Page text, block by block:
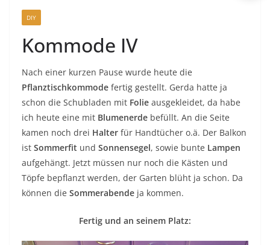
DIY
Kommode IV
Nach einer kurzen Pause wurde heute die
Pflanztischkommode fertig gestellt. Gerda hatte ja
schon die Schubladen mit Folie ausgekleidet, da habe
ich heute eine mit Blumenerde befüllt. An die Seite
kamen noch drei Halter für Handtücher o.ä. Der Balkon
ist Sommerfit und Sonnensegel, sowie bunte Lampen
aufgehängt. Jetzt müssen nur noch die Kästen und
Töpfe bepflanzt werden, der Garten blüht ja schon. Da
können die Sommerabende ja kommen.
Fertig und an seinem Platz: